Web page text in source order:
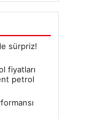
sürpriz!
fiyatları
petrol